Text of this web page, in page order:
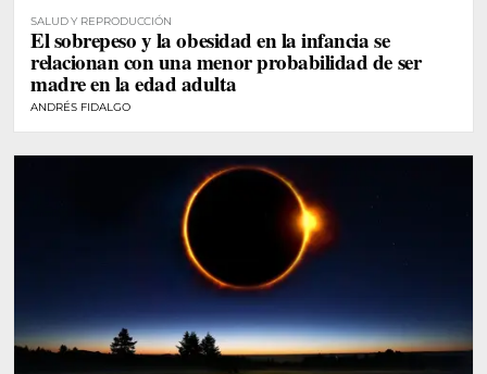
SALUD Y REPRODUCCIÓN
El sobrepeso y la obesidad en la infancia se
relacionan con una menor probabilidad de ser
madre en la edad adulta
ANDRÉS FIDALGO